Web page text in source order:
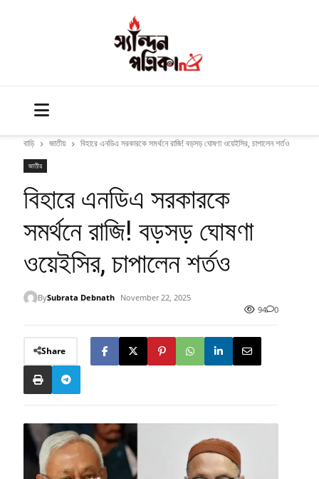
বাড়ি জাতীয় বিহারে এনডিএ সরকারকে সমর্থনে রাজি! বড়সড় ঘোষণা ওয়েইসির, চাপালেন শর্তও
জাতীয়
বিহারে এনডিএ সরকারকে
সমর্থনে রাজি! বড়সড় ঘোষণা
ওয়েইসির, চাপালেন শর্তও
BySubrata Debnath
November 22, 2025
94
0
Share